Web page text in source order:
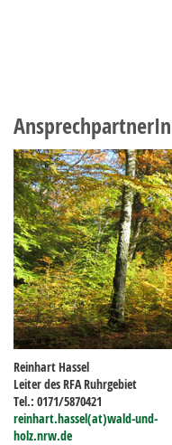
Reinhart Hassel
Leiter des RFA Ruhrgebiet
Tel.: 0171/5870421
reinhart.hassel(at)wald-und-
holz.nrw.de